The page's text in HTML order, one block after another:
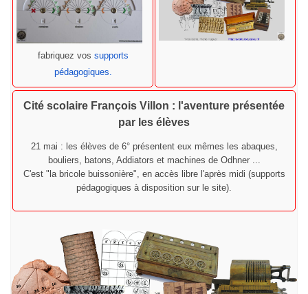
fabriquez vos supports
pédagogiques.
Cité scolaire François Villon : l'aventure présentée
par les élèves
21 mai : les élèves de 6° présentent eux mêmes les abaques,
bouliers, batons, Addiators et machines de Odhner ...
C'est "la bricole buissonière", en accès libre l'après midi (supports
pédagogiques à disposition sur le site).